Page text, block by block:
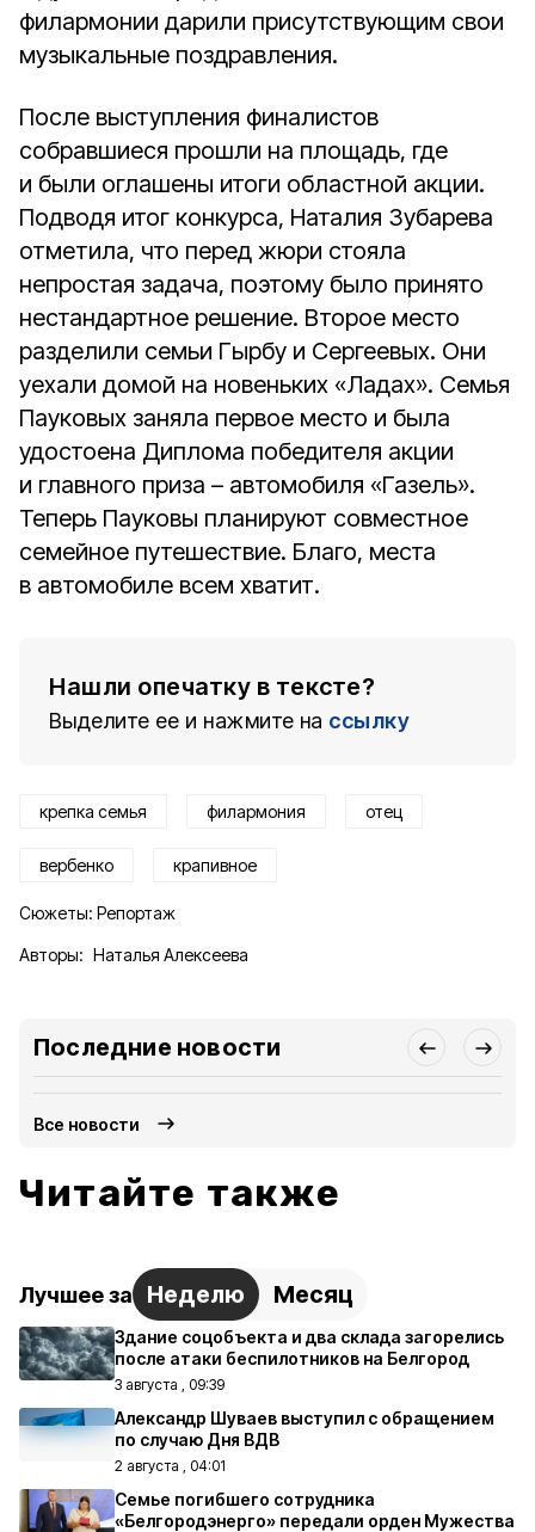
филармонии дарили присутствующим свои
музыкальные поздравления.
После выступления финалистов
собравшиеся прошли на площадь, где
и были оглашены итоги областной акции.
Подводя итог конкурса, Наталия Зубарева
отметила, что перед жюри стояла
непростая задача, поэтому было принято
нестандартное решение. Второе место
разделили семьи Гырбу и Сергеевых. Они
уехали домой на новеньких «Ладах». Семья
Пауковых заняла первое место и была
удостоена Диплома победителя акции
и главного приза – автомобиля «Газель».
Теперь Пауковы планируют совместное
семейное путешествие. Благо, места
в автомобиле всем хватит.
Нашли опечатку в тексте?
Выделите ее и нажмите на ссылку
крепка семья филармония отец
вербенко крапивное
Сюжеты: Репортаж
Авторы: Наталья Алексеева
Последние новости
Все новости
Читайте также
Лучшее за Неделю Месяц
Здание соцобъекта и два склада загорелись
после атаки беспилотников на Белгород
3 августа , 09:39
Александр Шуваев выступил с обращением
по случаю Дня ВДВ
2 августа , 04:01
Семье погибшего сотрудника
«Белгородэнерго» передали орден Мужества